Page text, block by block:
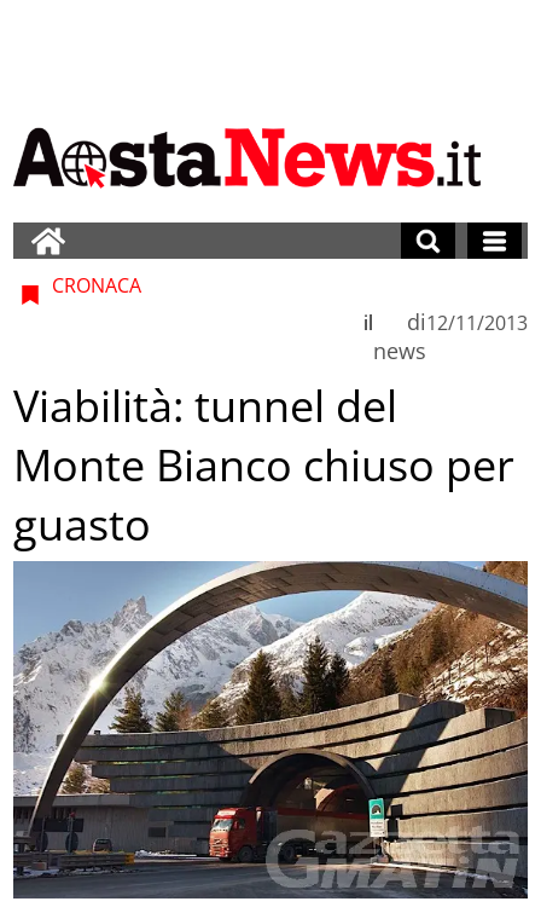
CRONACA
di
news
il 12/11/2013
Viabilità: tunnel del
Monte Bianco chiuso per
guasto